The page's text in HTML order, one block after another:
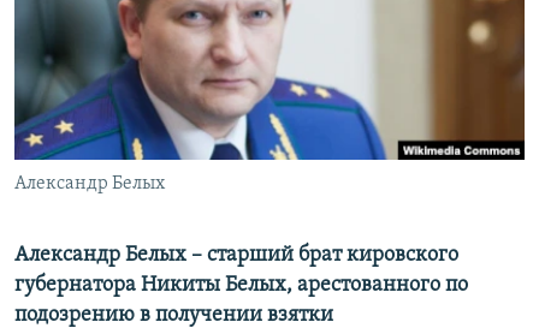
РАСПИСАНИЕ ВЕЩАНИЯ
ПОДПИШИТЕСЬ НА РАССЫЛКУ
СОЦИАЛЬНЫЕ СЕТИ
Все сайты РСЕ/РС
Александр Белых
Александр Белых – старший брат кировского
губернатора Никиты Белых, арестованного по
подозрению в получении взятки